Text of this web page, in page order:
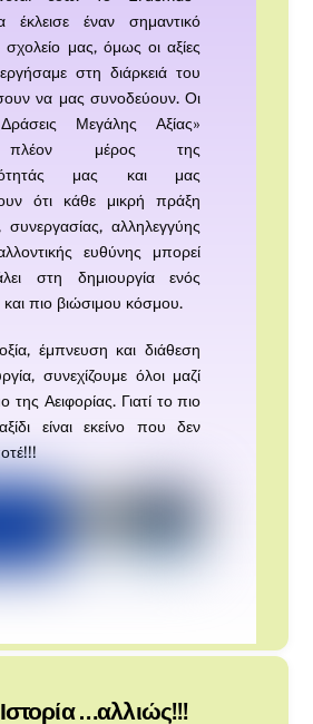
έκλεισε έναν σημαντικό
μας, όμως οι αξίες
στη διάρκειά του
να μας συνοδεύουν. Οι
Μεγάλης Αξίας»
πλέον μέρος της
μας και μας
ότι κάθε μικρή πράξη
αλληλεγγύης
ευθύνης μπορεί
στη δημιουργία ενός
πιο βιώσιμου κόσμου.
έμπνευση και διάθεση
συνεχίζουμε όλοι μαζί
της Αειφορίας. Γιατί το πιο
είναι εκείνο που δεν
…αλλιώς!!!